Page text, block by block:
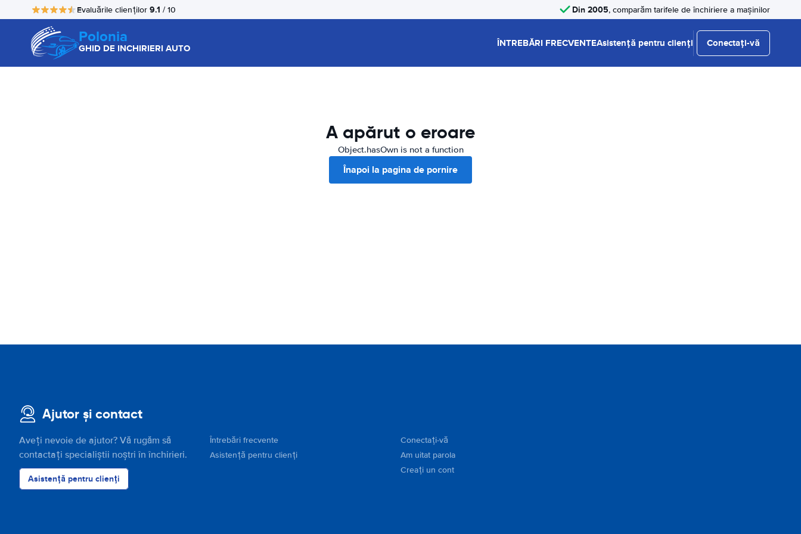
Evaluările clienților 9.1 / 10 Din 2005, comparăm tarifele de închiriere a mașinilor
Polonia
GHID DE INCHIRIERI AUTO ÎNTREBĂRI FRECVENTEAsistență pentru clienți Conectați-vă
A apărut o eroare
Object.hasOwn is not a function
Înapoi la pagina de pornire
Ajutor și contact
Aveți nevoie de ajutor? Vă rugăm să
contactați specialiștii noștri în închirieri.
Asistență pentru clienți
Întrebări frecvente
Asistență pentru clienți
Conectați-vă
Am uitat parola
Creați un cont